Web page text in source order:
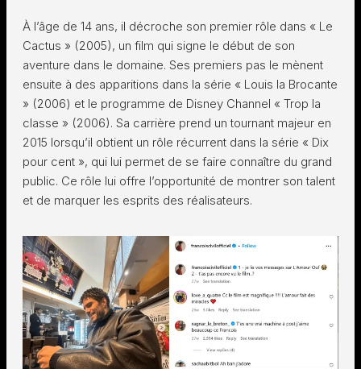
À l’âge de 14 ans, il décroche son premier rôle dans « Le
Cactus » (2005), un film qui signe le début de son
aventure dans le domaine. Ses premiers pas le mènent
ensuite à des apparitions dans la série « Louis la Brocante
» (2006) et le programme de Disney Channel « Trop la
classe » (2006). Sa carrière prend un tournant majeur en
2015 lorsqu’il obtient un rôle récurrent dans la série « Dix
pour cent », qui lui permet de se faire connaître du grand
public. Ce rôle lui offre l’opportunité de montrer son talent
et de marquer les esprits des réalisateurs.